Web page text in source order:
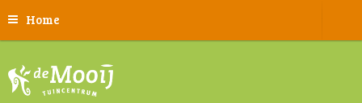
Home